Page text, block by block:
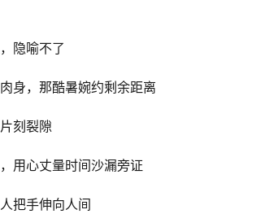
隐喻不了
身，那酷暑婉约剩余距离
刻裂隙
用心丈量时间沙漏旁证
把手伸向人间